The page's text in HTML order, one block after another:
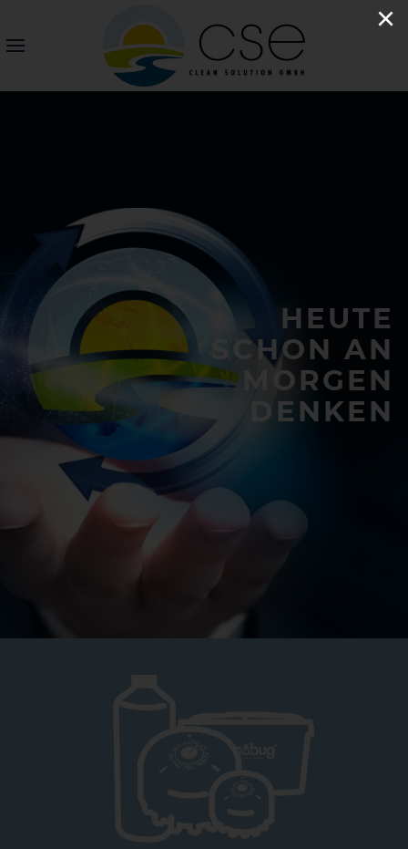
HEUTE
SCHON AN
MORGEN
DENKEN
×